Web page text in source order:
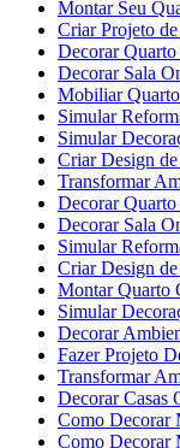
Montar Seu
Criar Projeto
Decorar
Decorar Sala
Mobiliar
Simular
Simular
Criar Design
Transformar
Decorar
Decorar Sala
Simular
Criar Design
Montar Quarto
Simular
Decorar
Fazer Projeto
Transformar
Decorar Casas
Como Decorar
Como Decorar